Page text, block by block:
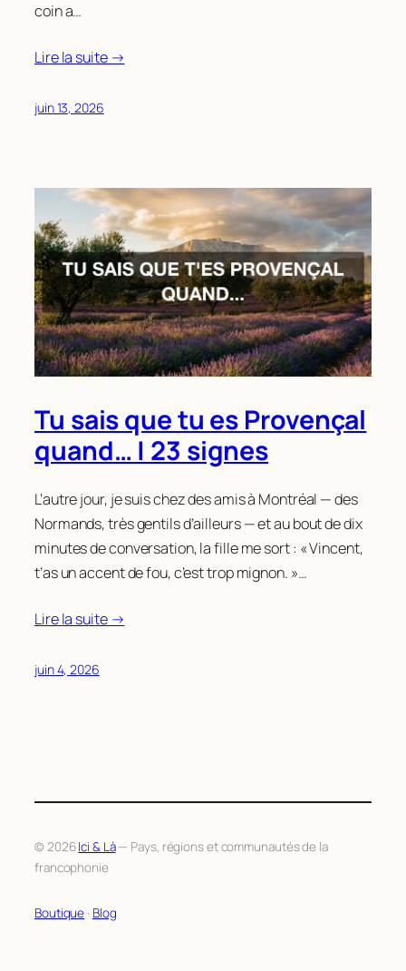
coin a…
Lire la suite →
juin 13, 2026
Tu sais que tu es Provençal
quand… | 23 signes
L’autre jour, je suis chez des amis à Montréal — des
Normands, très gentils d’ailleurs — et au bout de dix
minutes de conversation, la fille me sort : « Vincent,
t’as un accent de fou, c’est trop mignon. »…
Lire la suite →
juin 4, 2026
© 2026Ici & Là— Pays, régions et communautés de la
francophonie
Boutique · Blog